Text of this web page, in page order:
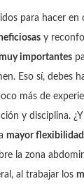
para hacer en
y
importantes
Eso sí, debes
más de
y disciplina.
mayor flexibilidad
la zona
al trabajar los